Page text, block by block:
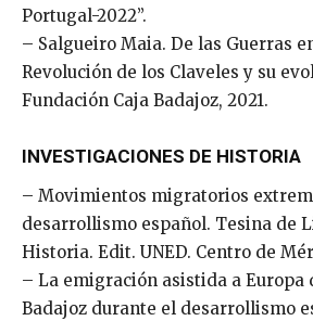
Portugal-2022”.
– Salgueiro Maia. De las Guerras
Revolución de los Claveles y su
Fundación Caja Badajoz, 2021.
INVESTIGACIONES DE HISTORIA
– Movimientos migratorios
desarrollismo español. Tesina de
Historia. Edit. UNED. Centro de
– La emigración asistida a Europa
Badajoz durante el desarrollismo